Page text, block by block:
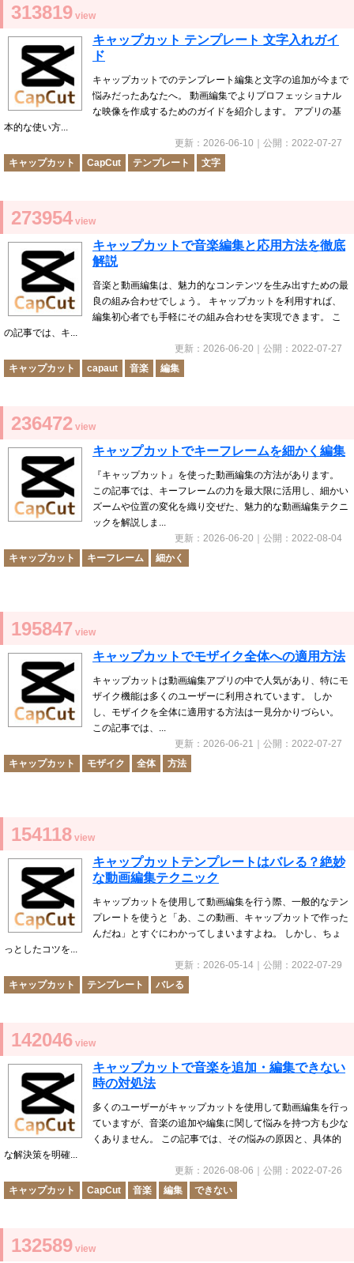
313819 view
キャップカット テンプレート 文字入れガイ
ド
キャップカットでのテンプレート編集と文字の追加が今まで
悩みだったあなたへ。 動画編集でよりプロフェッショナル
な映像を作成するためのガイドを紹介します。 アプリの基
本的な使い方...
更新： 2026-06-10 ｜公開： 2022-07-27
キャップカット
CapCut テンプレート 文字
273954 view
キャップカットで音楽編集と応用方法を徹底
解説
音楽と動画編集は、魅力的なコンテンツを生み出すための最
良の組み合わせでしょう。 キャップカットを利用すれば、
編集初心者でも手軽にその組み合わせを実現できます。 こ
の記事では、キ...
更新： 2026-06-20 ｜公開： 2022-07-27
キャップカット
capaut 音楽 編集
236472 view
キャップカットでキーフレームを細かく編集
『キャップカット』を使った動画編集の方法があります。
この記事では、キーフレームの力を最大限に活用し、細かい
ズームや位置の変化を織り交ぜた、魅力的な動画編集テクニ
ックを解説しま...
更新： 2026-06-20 ｜公開： 2022-08-04
キャップカット
キーフレーム 細かく
195847 view
キャップカットでモザイク全体への適用方法
キャップカットは動画編集アプリの中で人気があり、特にモ
ザイク機能は多くのユーザーに利用されています。 しか
し、モザイクを全体に適用する方法は一見分かりづらい。
この記事では、...
更新： 2026-06-21 ｜公開： 2022-07-27
キャップカット
モザイク 全体 方法
154118 view
キャップカットテンプレートはバレる？絶妙
な動画編集テクニック
キャップカットを使用して動画編集を行う際、一般的なテン
プレートを使うと「あ、この動画、キャップカットで作った
んだね」とすぐにわかってしまいますよね。 しかし、ちょ
っとしたコツを...
更新： 2026-05-14 ｜公開： 2022-07-29
キャップカット
テンプレート バレる
142046 view
キャップカットで音楽を追加・編集できない
時の対処法
多くのユーザーがキャップカットを使用して動画編集を行っ
ていますが、音楽の追加や編集に関して悩みを持つ方も少な
くありません。 この記事では、その悩みの原因と、具体的
な解決策を明確...
更新： 2026-08-06 ｜公開： 2022-07-26
キャップカット
CapCut 音楽 編集 できない
132589 view